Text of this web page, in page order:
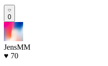
0
JensMM
♥ 70